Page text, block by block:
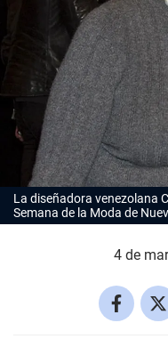
La diseñadora venezolana
Semana de la Moda de
4 de